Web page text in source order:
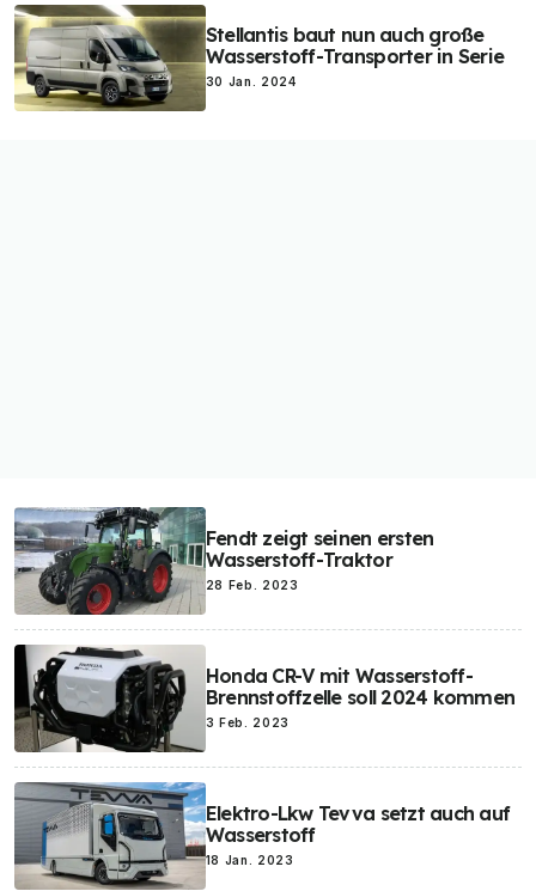
Stellantis baut nun auch große
Wasserstoff-Transporter in Serie
30 Jan. 2024
Fendt zeigt seinen ersten
Wasserstoff-Traktor
28 Feb. 2023
Honda CR-V mit Wasserstoff-
Brennstoffzelle soll 2024 kommen
3 Feb. 2023
Elektro-Lkw Tevva setzt auch auf
Wasserstoff
18 Jan. 2023